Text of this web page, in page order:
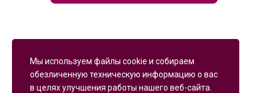
Мы используем файлы cookie и собираем
обезличенную техническую информацию о вас
в целях улучшения работы нашего веб-сайта.